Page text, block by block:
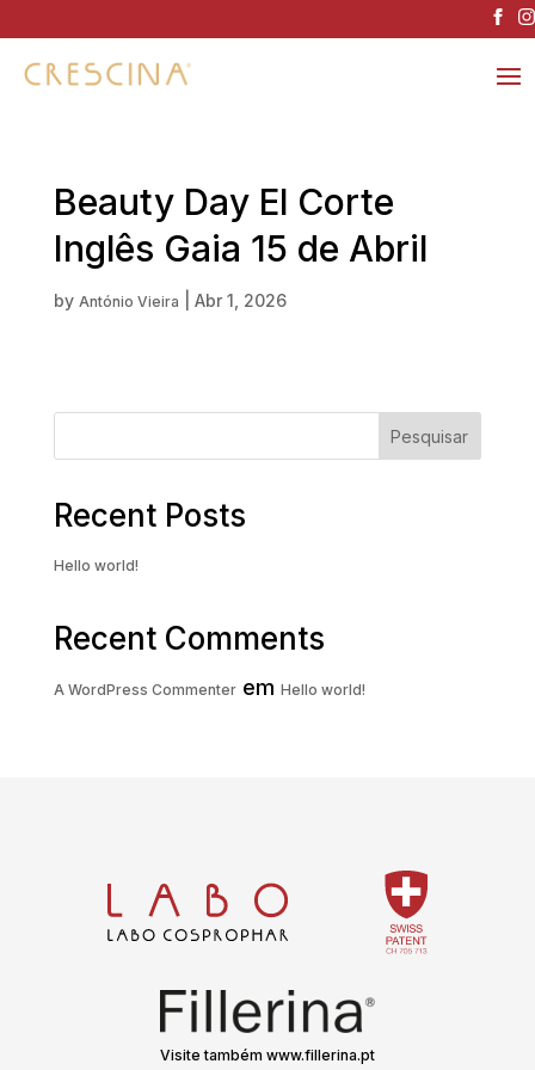
Beauty Day El Corte
Inglês Gaia 15 de Abril
by António Vieira Abr 1, 2026
Pesquisar
Recent Posts
Hello world!
Recent Comments
A WordPress Commenterem Hello world!
Visite também www.fillerina.pt